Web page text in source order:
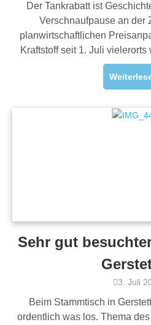
Der Tankrabatt ist
Verschnaufpause an der
planwirtschaftlichen
Kraftstoff seit 1. Juli
Sehr gut
3. Juli
Beim Stammtisch in
ordentlich was los. Thema